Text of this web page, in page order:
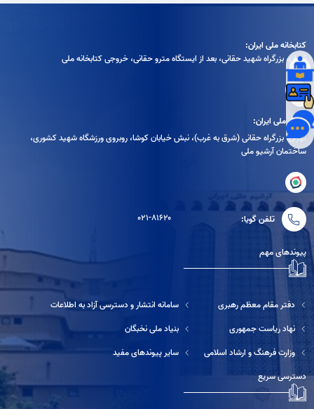
کتابخانه ملی ایران:
تهران، بزرگراه شهيد حقانی، بعد از ايستگاه مترو حقانی، خروجی كتابخانه ملی
آرشیو ملی ایران:
تهران، بزرگراه حقانی (شرق به غرب)، نبش خیابان کوشا، روبروی ورزشگاه شهید کشوری،
ساختمان آرشیو ملی
تلفن گویا: ۰۲۱-۸۱۶۲۰
پیوندهای مهم
دفتر مقام معظم رهبری
نهاد ریاست جمهوری
وزارت فرهنگ و ارشاد اسلامی
سامانه انتشار و دسترسی آزاد به اطلاعات
بنیاد ملی نخبگان
سایر پیوندهای مفید
دسترسی سریع